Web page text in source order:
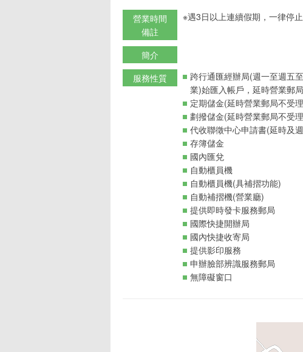
營業時間
備註
※遇3日以上連續假期，一律停止
簡介
服務性質
跨行通匯經辦局(週一至週五
業)始匯入帳戶，延時營業郵
定期儲金(延時營業郵局不受
劃撥儲金(延時營業郵局不受
代收聯徵中心申請書(延時及
存簿儲金
國內匯兌
自動櫃員機
自動櫃員機(具補摺功能)
自動補摺機(營業廳)
提供即時發卡服務郵局
國際快捷開辦局
國內快捷收寄局
提供影印服務
申辦臉部辨識服務郵局
無障礙窗口